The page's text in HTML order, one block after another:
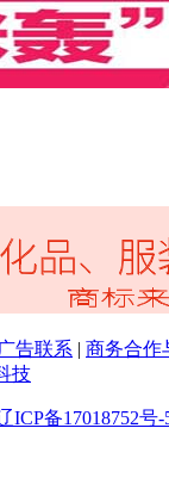
广告联系 | 商务合作
技
ICP备17018752号-